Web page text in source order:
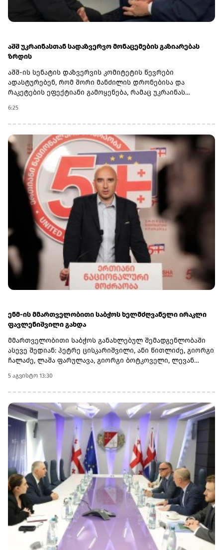
აშშ უკრაინასთან სადაზვერვო მონაცემების გაზიარებას
ზრდის
აშშ-ის სენატის დაზვერვის კომიტეტის წევრები
ადასტურებენ, რომ შორი მანძილის დრონებისა და
რაკეტების ეფექტიანი გამოყენება, რამაც უკრაინას
საშუალება მისცა, სწორედ ამერიკული სადაზვერვო
ინფორმაციის გაძლიერებას უკავშირდება.ივლისის
დასაწყისში განხორციელებულმა შეტევებმა მოსკოვი
იძულებული გახადა, დიზელის ექსპორტი შეეჩერებინა,
რამაც კრემლზე ეკონომიკური და სტრატეგიული ზეწოლა
გაზარდა.ანალიტიკოსების შეფასებით, ვაშინგტონიდან
მიღებული ინფორმაცია უკრაინას ეხმარება, არა მხოლოდ
უკეთ დაიცვას თავი რუსული სარაკეტო იერიშებისგან,
არამედ ფრონტის ხაზის სტაბილიზაციითა და რუსეთის
ტერიტორიაზე წერტილოვანი დარტყმებით მოსკოვი
მომავალი მოლაპარაკებების მაგიდასთან დასაჯდომად
იძულებული გახადოს.თავის მხრივ, ამერიკული მხარეც
იღებს სარგებელს, რადგან უკრაინულ მხარეს კრემლში
მიმდინარე პროცესებთან დაკავშირებით მაღალი ხარისხის
სადაზვერვო ინფორმაცია გააჩნია.
6:25
ენმ-ის მმართველობითი საბჭოს ხელმძღვანელი ირაკლი
ფავლენიშვილი გახდა
მმართველობითი საბჭოს განახლებულ შემადგენლობაში
ასევე შედიან: პეტრე ცისკარიშვილი, ანი წითლიძე, გიორგი
ჩალაძე, ლაშა ფარულავა, გიორგი ბოტკოველი, ლევან
შეეხება პარტიის ყოფილ თავმჯდომარეს, თინა ბოკუჩავას,
ლევან ბეჟაშვილის განცხადებით, მან უარი თქვა
მმართველობითი საბჭოს საქმიანობაში მონაწილეობაზე
და საქმიანობას პარტიის პოლიტსაბჭოს წევრის სტატუსით
გააგრძელებს.
5 აგვისტო 13:30